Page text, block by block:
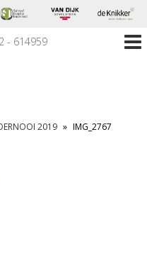
- 614959
2019 » IMG_2767